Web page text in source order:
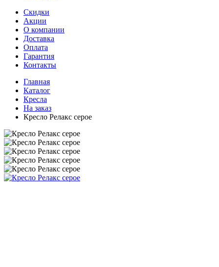
Скидки
Акции
О компании
Доставка
Оплата
Гарантия
Контакты
Главная
Каталог
Кресла
На заказ
Кресло Релакс серое